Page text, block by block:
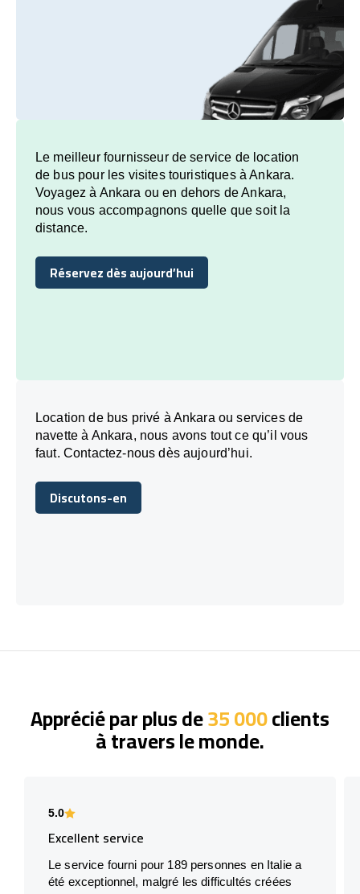
Le meilleur fournisseur de service de location
de bus pour les visites touristiques à Ankara.
Voyagez à Ankara ou en dehors de Ankara,
nous vous accompagnons quelle que soit la
distance.
Réservez dès aujourd’hui
Réservez dès aujourd’hui
Location de bus privé à Ankara ou services de
navette à Ankara, nous avons tout ce qu’il vous
faut. Contactez-nous dès aujourd’hui.
Discutons-en
Discutons-en
Apprécié par plus de35 000clients
à travers le monde.
5.0
Excellent service
Le service fourni pour 189 personnes en Italie a
été exceptionnel, malgré les difficultés créées